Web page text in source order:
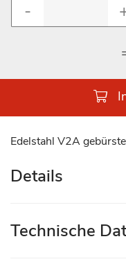
Edelstahl V2A
Details
Technische